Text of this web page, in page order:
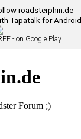
roadsterphin.de
Tapatalk for Android
- on Google Play
Forum ;)